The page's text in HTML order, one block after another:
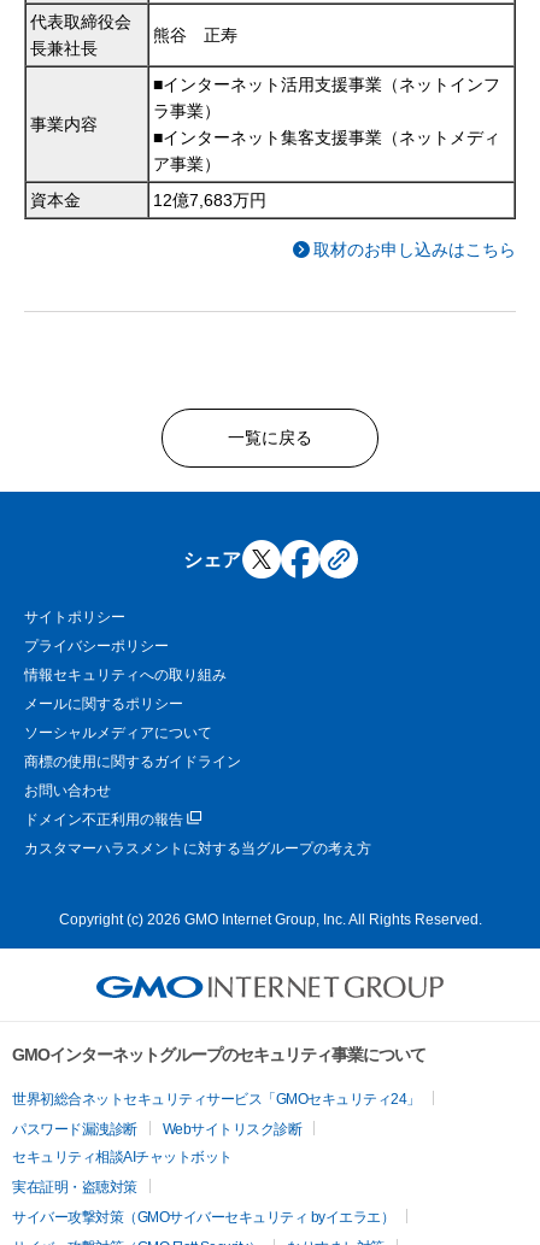
代表取締役会
長兼社長
熊谷 正寿
事業内容
■インターネット活用支援事業（ネットインフ
ラ事業）
■インターネット集客支援事業（ネットメディ
ア事業）
資本金
12億7,683万円
取材のお申し込みはこちら
一覧に戻る
シェア
サイトポリシー
プライバシーポリシー
情報セキュリティへの取り組み
メールに関するポリシー
ソーシャルメディアについて
商標の使用に関するガイドライン
お問い合わせ
ドメイン不正利用の報告
カスタマーハラスメントに対する当グループの考え方
Copyright (c) 2026 GMO Internet Group, Inc. All Rights Reserved.
GMOインターネットグループのセキュリティ事業について
世界初総合ネットセキュリティサービス「GMOセキュリティ24」
パスワード漏洩診断
Webサイトリスク診断
セキュリティ相談AIチャットボット
実在証明・盗聴対策
サイバー攻撃対策（GMOサイバーセキュリティ byイエラエ）